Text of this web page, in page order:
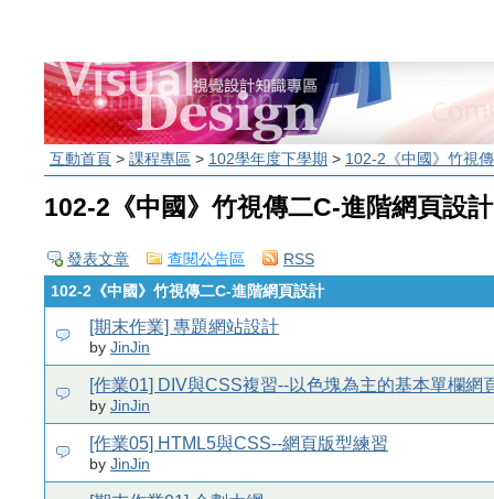
互動首頁 > 課程專區 > 102學年度下學期 > 102-2《中國》竹視
102-2《中國》竹視傳二C-進階網頁設計
發表文章 查閱公告區
RSS
102-2《中國》竹視傳二C-進階網頁設計
[期末作業] 專題網站設計
by JinJin
[作業01] DIV與CSS複習--以色塊為主的基本單欄網
by JinJin
[作業05] HTML5與CSS--網頁版型練習
by JinJin